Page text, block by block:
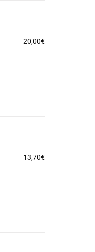
20,00€
13,70€